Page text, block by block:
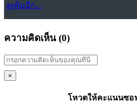
ดูเพิ่มอีก...
ความคิดเห็น (0)
×
โหวตให้คะแนนซอ